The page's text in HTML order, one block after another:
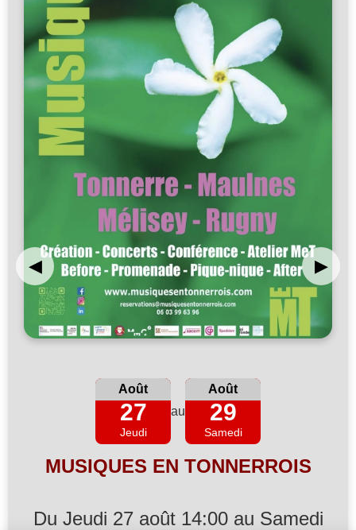
◀
Août
27
Jeudi
au
Août
29
Samedi
MUSIQUES EN TONNERROIS
Du Jeudi 27 août 14:00 au Samedi
▶